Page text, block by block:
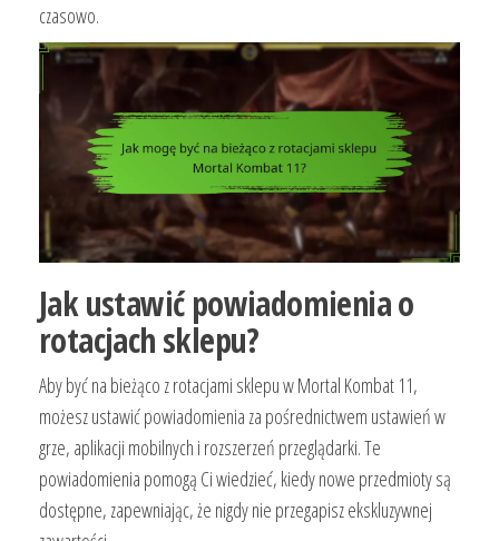
czasowo.
Jak ustawić powiadomienia o
rotacjach sklepu?
Aby być na bieżąco z rotacjami sklepu w Mortal Kombat 11,
możesz ustawić powiadomienia za pośrednictwem ustawień w
grze, aplikacji mobilnych i rozszerzeń przeglądarki. Te
powiadomienia pomogą Ci wiedzieć, kiedy nowe przedmioty są
dostępne, zapewniając, że nigdy nie przegapisz ekskluzywnej